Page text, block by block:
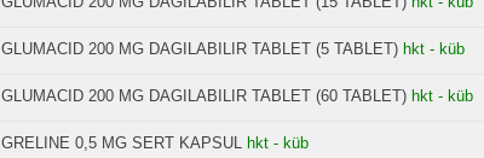
GLUMACID 200 MG DAGILABILIR TABLET (5 TABLET) hkt - küb
GLUMACID 200 MG DAGILABILIR TABLET (60 TABLET) hkt - küb
GRELINE 0,5 MG SERT KAPSUL hkt - küb